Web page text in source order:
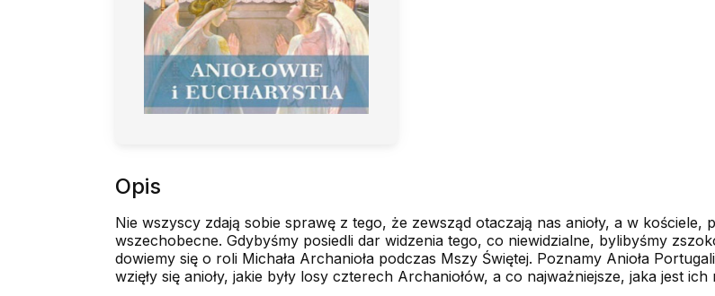
Opis
Nie wszyscy zdają sobie sprawę z tego, że zewsząd otaczają nas anioły, a w kościele,
wszechobecne. Gdybyśmy posiedli dar widzenia tego, co niewidzialne, bylibyśmy
dowiemy się o roli Michała Archanioła podczas Mszy Świętej. Poznamy Anioła
wzięły się anioły, jakie były losy czterech Archaniołów, a co najważniejsze, jaka jest